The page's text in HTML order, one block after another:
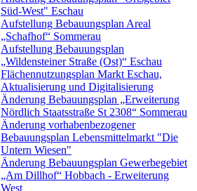
Süd-West" Eschau
Aufstellung Bebauungsplan Areal
„Schafhof“ Sommerau
Aufstellung Bebauungsplan
„Wildensteiner Straße (Ost)“ Eschau
Flächennutzungsplan Markt Eschau,
Aktualisierung und Digitalisierung
Änderung Bebauungsplan „Erweiterung
Nördlich Staatsstraße St 2308“ Sommerau
Änderung vorhabenbezogener
Bebauungsplan Lebensmittelmarkt "Die
Untern Wiesen"
Änderung Bebauungsplan Gewerbegebiet
„Am Dillhof“ Hobbach - Erweiterung
West